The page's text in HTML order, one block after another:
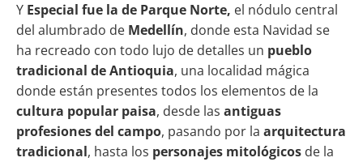
Y Especial fue la de Parque Norte, el nódulo central
del alumbrado de Medellín, donde esta Navidad se
ha recreado con todo lujo de detalles un pueblo
tradicional de Antioquia, una localidad mágica
donde están presentes todos los elementos de la
cultura popular paisa, desde las antiguas
profesiones del campo, pasando por la arquitectura
tradicional, hasta los personajes mitológicos de la